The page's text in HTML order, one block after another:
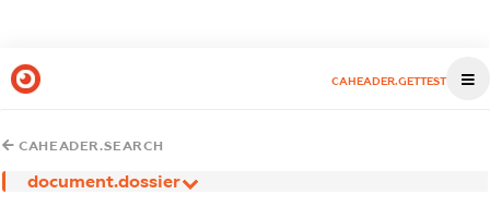
CAHEADER.GETTEST
CAHEADER.SEARCH
document.dossier